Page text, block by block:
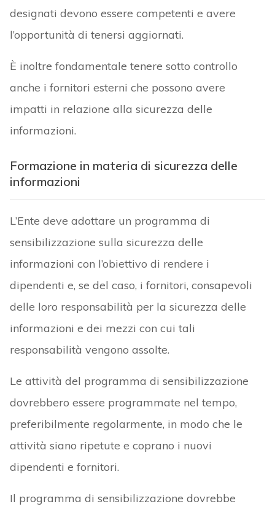
designati devono essere competenti e avere
l’opportunità di tenersi aggiornati.
È inoltre fondamentale tenere sotto controllo
anche i fornitori esterni che possono avere
impatti in relazione alla sicurezza delle
informazioni.
Formazione in materia di sicurezza delle
informazioni
L’Ente deve adottare un programma di
sensibilizzazione sulla sicurezza delle
informazioni con l’obiettivo di rendere i
dipendenti e, se del caso, i fornitori, consapevoli
delle loro responsabilità per la sicurezza delle
informazioni e dei mezzi con cui tali
responsabilità vengono assolte.
Le attività del programma di sensibilizzazione
dovrebbero essere programmate nel tempo,
preferibilmente regolarmente, in modo che le
attività siano ripetute e coprano i nuovi
dipendenti e fornitori.
Il programma di sensibilizzazione dovrebbe